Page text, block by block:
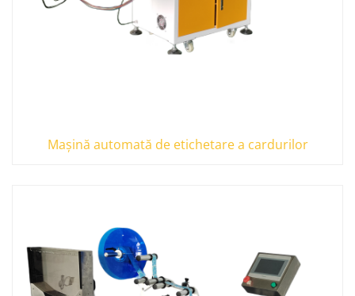
Mașină automată de etichetare a cardurilor